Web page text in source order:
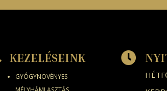
KEZELÉSEINK
GYÓGYNÖVÉNYES
